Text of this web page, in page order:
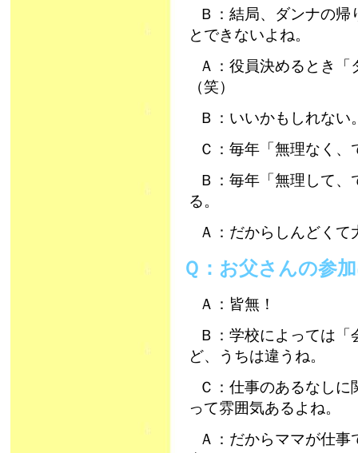
Ｂ：結局、ダンナの
とできないよね。
Ａ：役員決めるとき
（笑）
Ｂ：いいかもしれな
Ｃ：毎年「無理なく
Ｂ：毎年「無理して
る。
Ａ：だからしんどく
Ｑ：お父さんの参
Ａ：皆無！
Ｂ：学校によっては
ど、うちは違うね。
Ｃ：仕事のあるなし
って雰囲気あるよね。
Ａ：だからママが仕